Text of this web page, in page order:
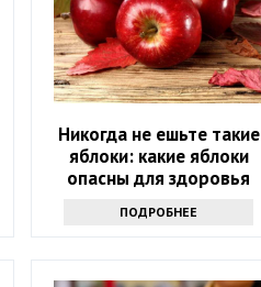
Никогда не ешьте такие
яблоки: какие яблоки
опасны для здоровья
ПОДРОБНЕЕ